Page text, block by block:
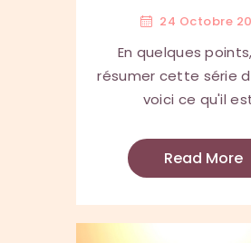
24 Octobre
En quelques
résumer cette série
voici ce qu'il
Read More